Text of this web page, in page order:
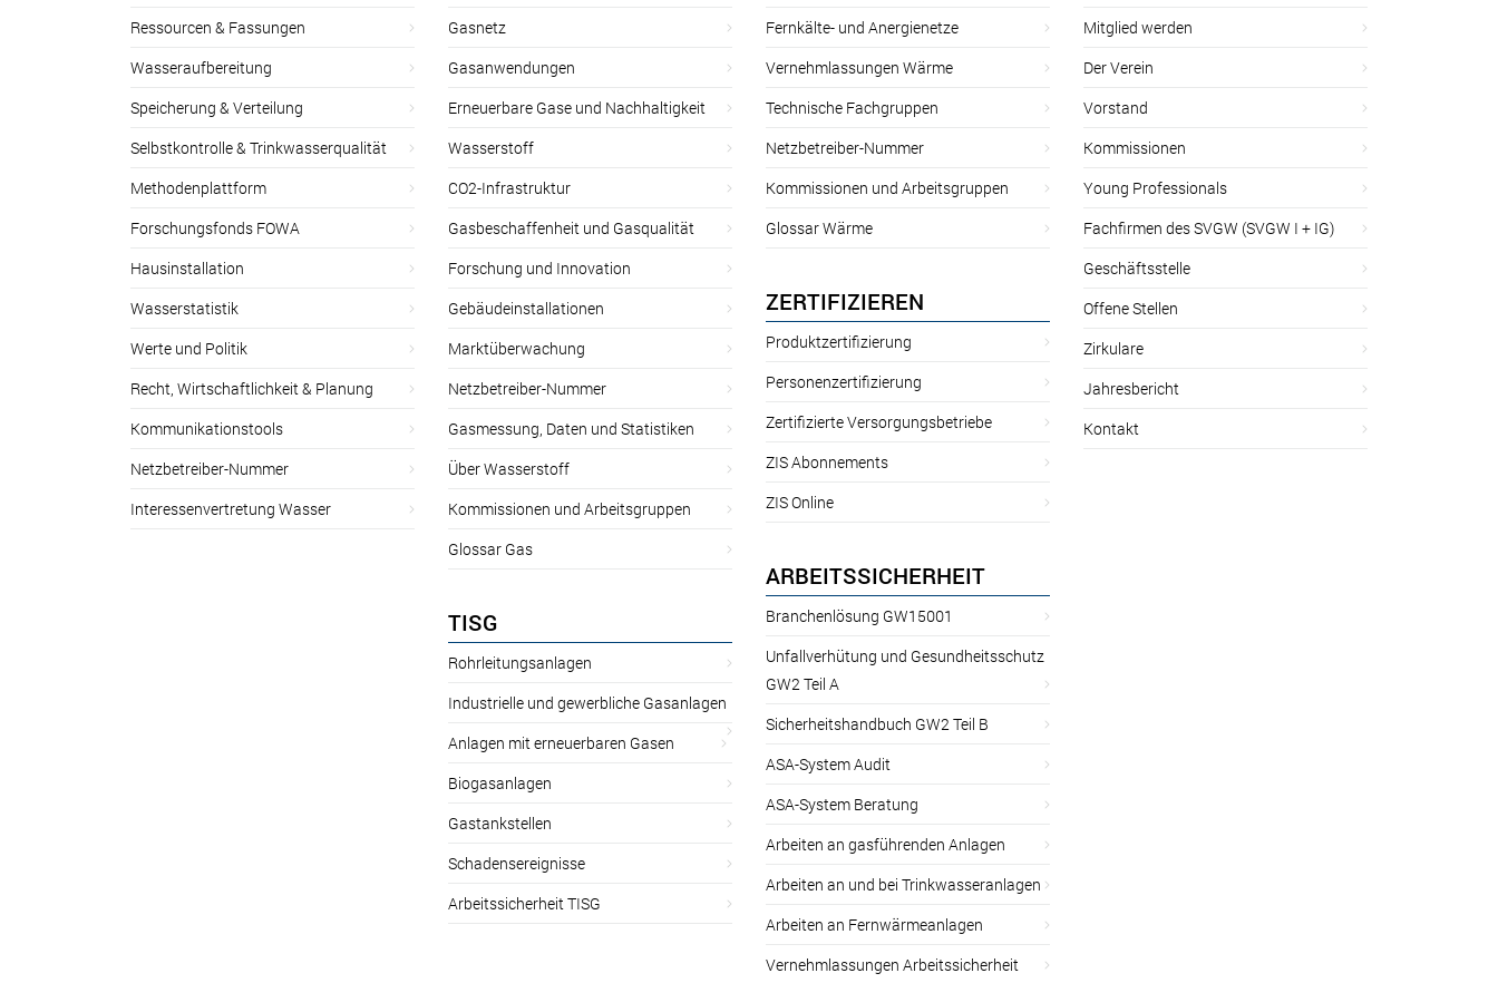
Ressourcen & Fassungen
Wasseraufbereitung
Speicherung & Verteilung
Selbstkontrolle & Trinkwasserqualität
Methodenplattform
Forschungsfonds FOWA
Hausinstallation
Wasserstatistik
Werte und Politik
Recht, Wirtschaftlichkeit & Planung
Kommunikationstools
Netzbetreiber-Nummer
Interessenvertretung Wasser
Gasnetz
Gasanwendungen
Erneuerbare Gase und Nachhaltigkeit
Wasserstoff
CO2-Infrastruktur
Gasbeschaffenheit und Gasqualität
Forschung und Innovation
Gebäudeinstallationen
Marktüberwachung
Netzbetreiber-Nummer
Gasmessung, Daten und Statistiken
Über Wasserstoff
Kommissionen und Arbeitsgruppen
Glossar Gas
TISG
Rohrleitungsanlagen
Industrielle und gewerbliche Gasanlagen
Anlagen mit erneuerbaren Gasen
Biogasanlagen
Gastankstellen
Schadensereignisse
Arbeitssicherheit TISG
Fernkälte- und Anergienetze
Vernehmlassungen Wärme
Technische Fachgruppen
Netzbetreiber-Nummer
Kommissionen und Arbeitsgruppen
Glossar Wärme
ZERTIFIZIEREN
Produktzertifizierung
Personenzertifizierung
Zertifizierte Versorgungsbetriebe
ZIS Abonnements
ZIS Online
ARBEITSSICHERHEIT
Branchenlösung GW15001
Unfallverhütung und Gesundheitsschutz
GW2 Teil A
Sicherheitshandbuch GW2 Teil B
ASA-System Audit
ASA-System Beratung
Arbeiten an gasführenden Anlagen
Arbeiten an und bei Trinkwasseranlagen
Arbeiten an Fernwärmeanlagen
Vernehmlassungen Arbeitssicherheit
Mitglied werden
Der Verein
Vorstand
Kommissionen
Young Professionals
Fachfirmen des SVGW (SVGW I + IG)
Geschäftsstelle
Offene Stellen
Zirkulare
Jahresbericht
Kontakt